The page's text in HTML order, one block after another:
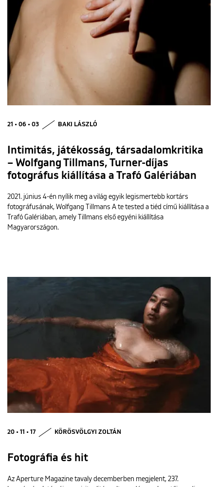
21 • 06 • 03 BAKI LÁSZLÓ
Intimitás, játékosság, társadalomkritika
– Wolfgang Tillmans, Turner-díjas
fotográfus kiállítása a Trafó Galériában
2021. június 4-én nyílik meg a világ egyik legismertebb kortárs
fotográfusának, Wolfgang Tillmans A te tested a tiéd című kiállítása a
Trafó Galériában, amely Tillmans első egyéni kiállítása
Magyarországon.
20 • 11 • 17 KÖRÖSVÖLGYI ZOLTÁN
Fotográfia és hit
Az Aperture Magazine tavaly decemberben megjelent, 237.